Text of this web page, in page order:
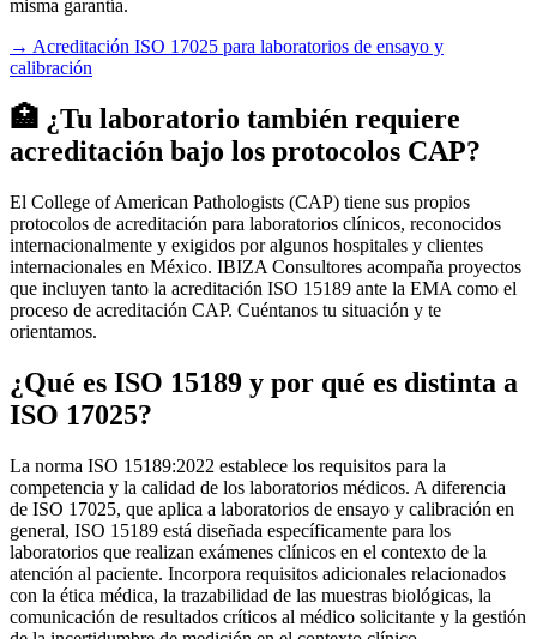
misma garantía.
→ Acreditación ISO 17025 para laboratorios de ensayo y
calibración
🏥 ¿Tu laboratorio también requiere
acreditación bajo los protocolos CAP?
El College of American Pathologists (CAP) tiene sus propios
protocolos de acreditación para laboratorios clínicos, reconocidos
internacionalmente y exigidos por algunos hospitales y clientes
internacionales en México. IBIZA Consultores acompaña proyectos
que incluyen tanto la acreditación ISO 15189 ante la EMA como el
proceso de acreditación CAP. Cuéntanos tu situación y te
orientamos.
¿Qué es ISO 15189 y por qué es distinta a
ISO 17025?
La norma ISO 15189:2022 establece los requisitos para la
competencia y la calidad de los laboratorios médicos. A diferencia
de ISO 17025, que aplica a laboratorios de ensayo y calibración en
general, ISO 15189 está diseñada específicamente para los
laboratorios que realizan exámenes clínicos en el contexto de la
atención al paciente. Incorpora requisitos adicionales relacionados
con la ética médica, la trazabilidad de las muestras biológicas, la
comunicación de resultados críticos al médico solicitante y la gestión